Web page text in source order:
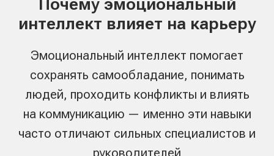
топ-менеджеров демонстрируют
высокий EQ
Метаанализ TalentSmart
эффективность лидеров с высоким
EQ по сравнению с коллегами с
90%